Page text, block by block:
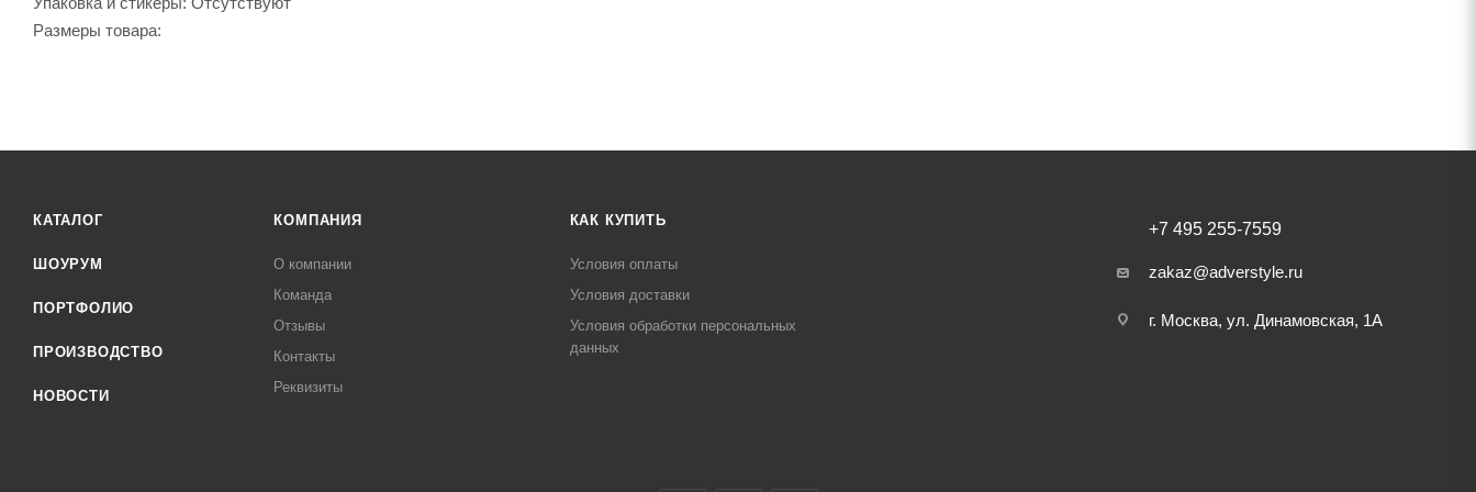
Размеры товара:
КАТАЛОГ
ШОУРУМ
ПОРТФОЛИО
ПРОИЗВОДСТВО
НОВОСТИ
КОМПАНИЯ
О компании
Команда
Отзывы
Контакты
Реквизиты
КАК КУПИТЬ
Условия оплаты
Условия доставки
Условия обработки персональных
данных
+7 495 255-7559
zakaz@adverstyle.ru
г. Москва, ул. Динамовская, 1А